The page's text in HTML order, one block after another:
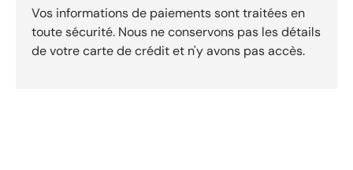
Vos informations de paiements sont traitées en
toute sécurité. Nous ne conservons pas les détails
de votre carte de crédit et n'y avons pas accès.